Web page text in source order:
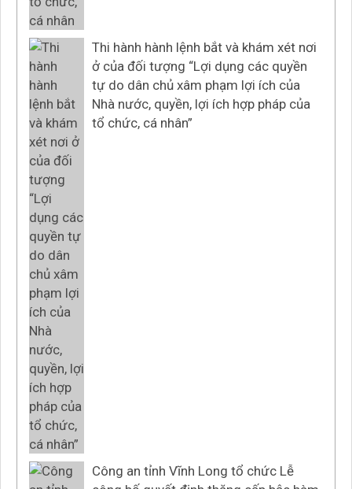
Thi hành hành lệnh bắt và khám xét nơi
ở của đối tượng “Lợi dụng các quyền
tự do dân chủ xâm phạm lợi ích của
Nhà nước, quyền, lợi ích hợp pháp của
tổ chức, cá nhân”
Công an tỉnh Vĩnh Long tổ chức Lễ